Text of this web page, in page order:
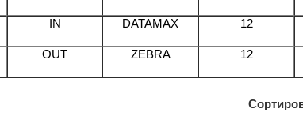
IN DATAMAX 12
OUT ZEBRA 12